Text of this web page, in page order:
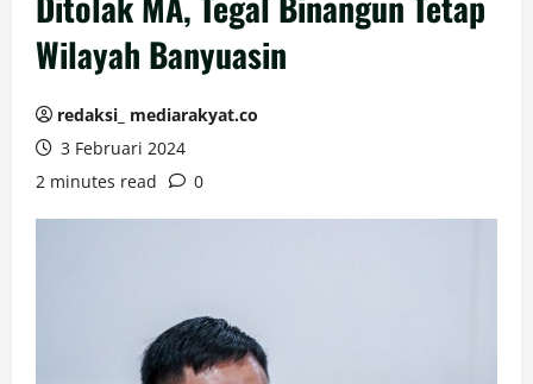
Wilayah Banyuasin
redaksi_ mediarakyat.co
3 Februari 2024
2 minutes read
0